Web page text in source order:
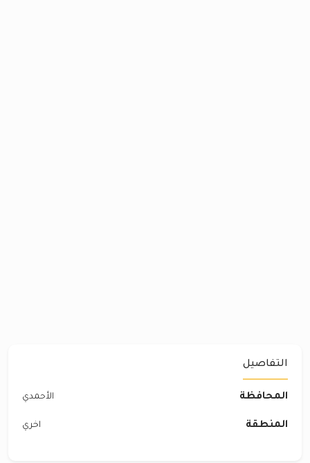
التفاصيل
المحافظة الأحمدي
المنطقة اخري